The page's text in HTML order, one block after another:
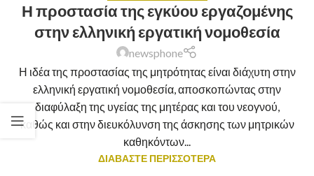
Η προστασία της εγκύου εργαζομένης
στην ελληνική εργατική νομοθεσία
newsphone
Η ιδέα της προστασίας της μητρότητας είναι διάχυτη στην
ελληνική εργατική νομοθεσία, αποσκοπώντας στην
διαφύλαξη της υγείας της μητέρας και του νεογνού,
καθώς και στην διευκόλυνση της άσκησης των μητρικών
καθηκόντων...
ΔΙΑΒΑΣΤΕ ΠΕΡΙΣΣΟΤΕΡΑ